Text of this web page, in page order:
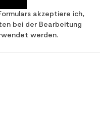
akzeptiere ich,
bei der Bearbeitung
werden.